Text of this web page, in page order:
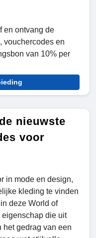
en ontvang de
vouchercodes en
van 10% per
nieuwste
voor
in mode en design,
kleding te vinden
deze World of
die uit
het gedrag van een